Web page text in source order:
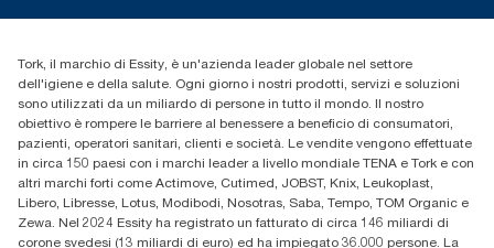
+39 0331 443896
Tork, il marchio di Essity, è un'azienda leader globale nel settore
dell'igiene e della salute. Ogni giorno i nostri prodotti, servizi e soluzioni
sono utilizzati da un miliardo di persone in tutto il mondo. Il nostro
obiettivo è rompere le barriere al benessere a beneficio di consumatori,
pazienti, operatori sanitari, clienti e società. Le vendite vengono effettuate
in circa 150 paesi con i marchi leader a livello mondiale TENA e Tork e con
altri marchi forti come Actimove, Cutimed, JOBST, Knix, Leukoplast,
Libero, Libresse, Lotus, Modibodi, Nosotras, Saba, Tempo, TOM Organic e
Zewa. Nel 2024 Essity ha registrato un fatturato di circa 146 miliardi di
corone svedesi (13 miliardi di euro) ed ha impiegato 36.000 persone. La